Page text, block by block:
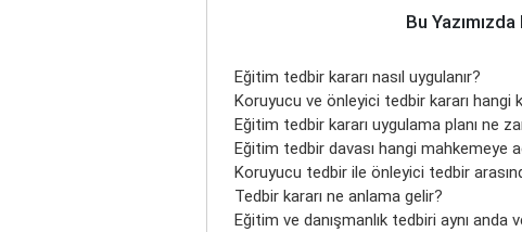
Bu
Eğitim tedbir kararı nasıl uygulanır?
Koruyucu ve önleyici tedbir kararı hangi
Eğitim tedbir kararı uygulama planı ne
Eğitim tedbir davası hangi mahkemeye
Koruyucu tedbir ile önleyici tedbir
Tedbir kararı ne anlama gelir?
Eğitim ve danışmanlık tedbiri aynı anda